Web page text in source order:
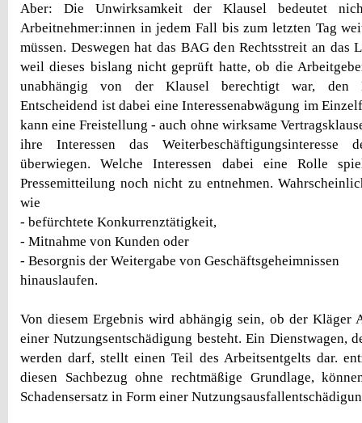
Aber: Die Unwirksamkeit der Klausel bedeutet
Arbeitnehmer:innen in jedem Fall bis zum letzten Tag
müssen. Deswegen hat das BAG den Rechtsstreit an das
weil dieses bislang nicht geprüft hatte, ob die
unabhängig von der Klausel berechtigt war, den
Entscheidend ist dabei eine Interessenabwägung im
kann eine Freistellung - auch ohne wirksame
ihre Interessen das Weiterbeschäftigungsinteresse
überwiegen. Welche Interessen dabei eine Rolle
Pressemitteilung noch nicht zu entnehmen.
wie
- befürchtete Konkurrenztätigkeit,
- Mitnahme von Kunden oder
- Besorgnis der Weitergabe von Geschäftsgeheimnissen
hinauslaufen.
Von diesem Ergebnis wird abhängig sein, ob der Kläger
einer Nutzungsentschädigung besteht. Ein Dienstwagen,
werden darf, stellt einen Teil des Arbeitsentgelts dar.
diesen Sachbezug ohne rechtmäßige Grundlage,
Schadensersatz in Form einer